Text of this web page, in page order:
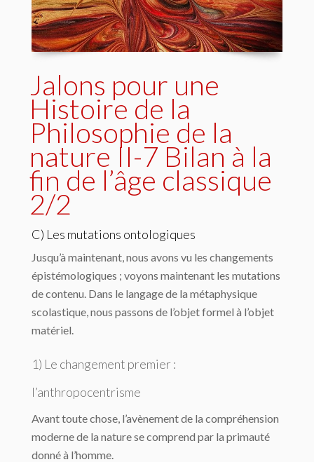
Jalons pour une
Histoire de la
Philosophie de la
nature II-7 Bilan à la
fin de l’âge classique
2/2
C) Les mutations ontologiques
Jusqu’à maintenant, nous avons vu les changements
épistémologiques ; voyons main­tenant les mutations
de contenu. Dans le langage de la métaphysique
scolastique, nous passons de l’objet formel à l’objet
matériel.
1) Le changement premier :
l’anthropocentrisme
Avant toute chose, l’avènement de la compréhension
moderne de la nature se comprend par la primauté
donné à l’homme.